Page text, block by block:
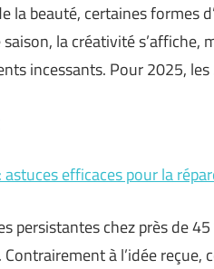
la beauté, certaines formes
la créativité
incessants. Pour 2025,
astuces efficaces pour la
persistantes chez près de
à l’idée